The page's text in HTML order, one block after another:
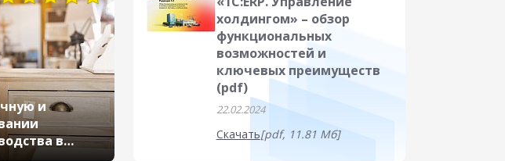
и
в
холдингом» – обзор
функциональных
возможностей и
ключевых преимуществ
(pdf)
22.02.2024
Скачать[pdf, 11.81 Мб]